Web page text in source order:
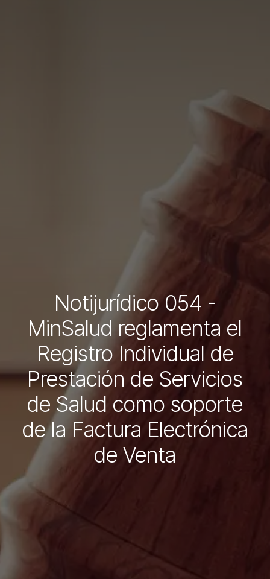
Notijurídico 054 -
MinSalud reglamenta el
Registro Individual de
Prestación de Servicios
de Salud como soporte
de la Factura Electrónica
de Venta